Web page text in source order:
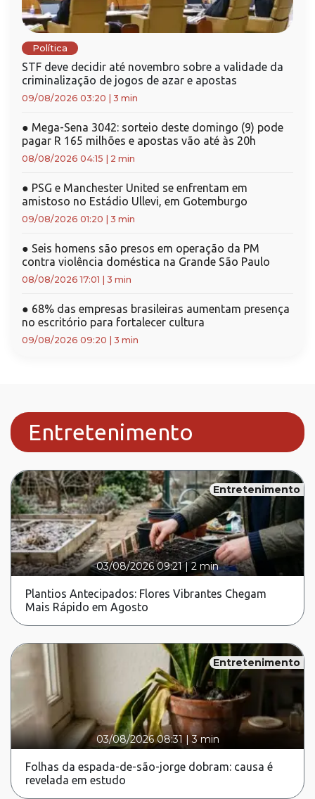
Política
STF deve decidir até novembro sobre a validade da
criminalização de jogos de azar e apostas
09/08/2026 03:20 3 min
● Mega-Sena 3042: sorteio deste domingo (9) pode
pagar R 165 milhões e apostas vão até às 20h
08/08/2026 04:15 2 min
● PSG e Manchester United se enfrentam em
amistoso no Estádio Ullevi, em Gotemburgo
09/08/2026 01:20 3 min
● Seis homens são presos em operação da PM
contra violência doméstica na Grande São Paulo
08/08/2026 17:01 3 min
● 68% das empresas brasileiras aumentam presença
no escritório para fortalecer cultura
09/08/2026 09:20 3 min
Entretenimento
Entretenimento
03/08/2026 09:21|2 min
Plantios Antecipados: Flores Vibrantes Chegam
Mais Rápido em Agosto
Entretenimento
03/08/2026 08:31 |3 min
Folhas da espada-de-são-jorge dobram: causa é
revelada em estudo